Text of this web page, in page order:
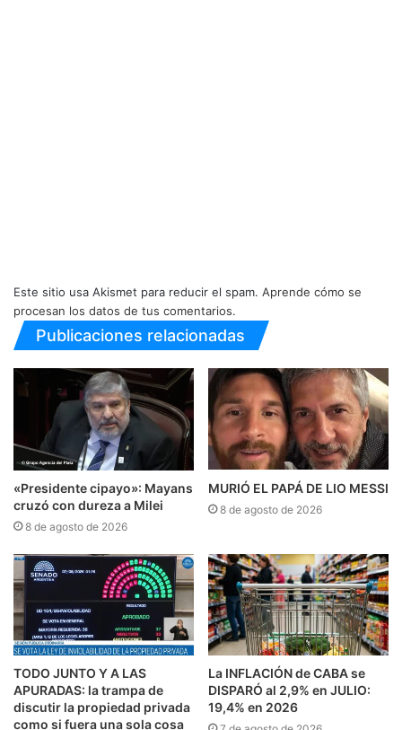
Este sitio usa Akismet para reducir el spam. Aprende cómo se
procesan los datos de tus comentarios.
Publicaciones relacionadas
«Presidente cipayo»: Mayans
cruzó con dureza a Milei
8 de agosto de 2026
MURIÓ EL PAPÁ DE LIO MESSI
8 de agosto de 2026
TODO JUNTO Y A LAS
APURADAS: la trampa de
discutir la propiedad privada
como si fuera una sola cosa
La INFLACIÓN de CABA se
DISPARÓ al 2,9% en JULIO:
19,4% en 2026